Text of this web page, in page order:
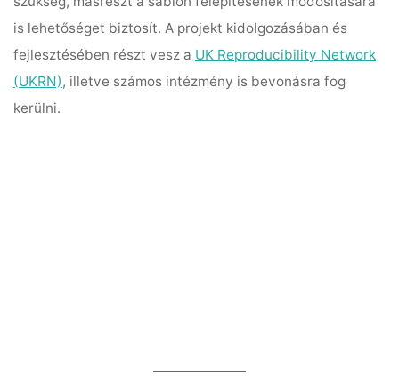
is lehetőséget biztosít. A projekt kidolgozásában és
fejlesztésében részt vesz a UK Reproducibility Network
(UKRN), illetve számos intézmény is bevonásra fog
kerülni.